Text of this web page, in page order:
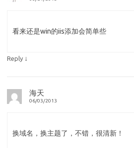
看来还是win的iis添加会简单些
Reply ↓
海天
06/03/2013
换域名，换主题了，不错，很清新！